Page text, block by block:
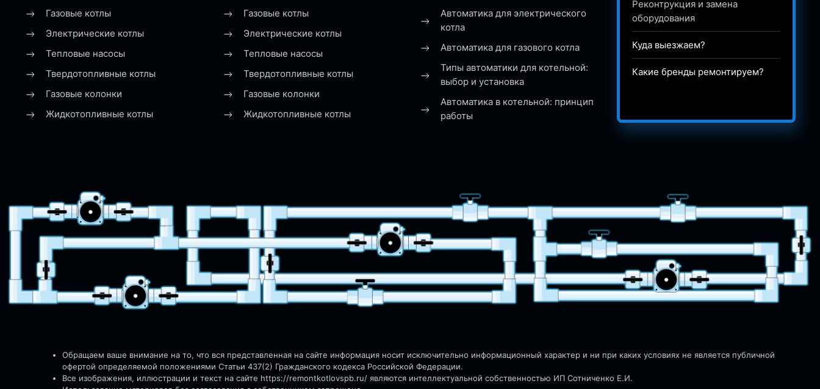
Газовые котлы
Электрические котлы
Тепловые насосы
Твердотопливные котлы
Газовые колонки
Жидкотопливные котлы
Газовые котлы
Электрические котлы
Тепловые насосы
Твердотопливные котлы
Газовые колонки
Жидкотопливные котлы
Автоматика для электрического
котла
Автоматика для газового котла
Типы автоматики для котельной:
выбор и установка
Автоматика в котельной: принцип
работы
Реконтрукция и замена
оборудования
Куда выезжаем?
Какие бренды ремонтируем?
Обращаем ваше внимание на то, что вся представленная на сайте информация носит исключительно информационный характер и ни при каких условиях не является публичной
офертой определяемой положениями Статьи 437(2) Гражданского кодекса Российской Федерации.
Все изображения, иллюстрации и текст на сайте https://remontkotlovspb.ru/ являются интеллектуальной собственностью ИП Сотниченко Е.И.